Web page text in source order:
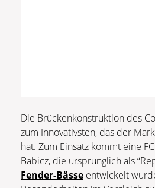
Die Brückenkonstruktion des
zum Innovativsten, das der
hat. Zum Einsatz kommt eine
Babicz, die ursprünglich als
Fender-Bässe entwickelt